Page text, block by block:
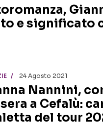
e significato
24 Agosto 2021
Nannini,
a Cefalù:
del tour